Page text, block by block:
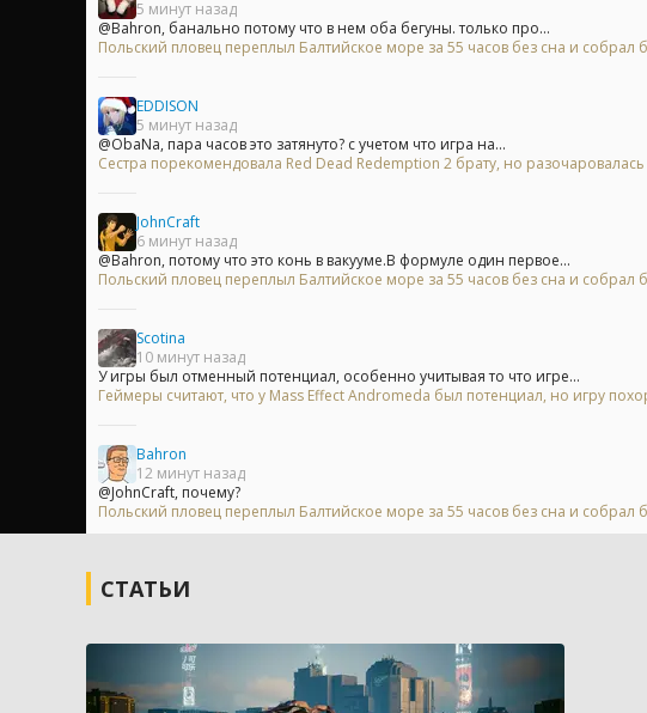
5 минут назад
@Bahron, банально потому что в нем оба бегуны. только про...
Польский пловец переплыл Балтийское море за 55 часов без сна и собрал
EDDISON
5 минут назад
@ObaNa, пара часов это затянуто? с учетом что игра на...
Сестра порекомендовала Red Dead Redemption 2 брату, но
JohnCraft
6 минут назад
@Bahron, потому что это конь в вакууме.В формуле один первое...
Польский пловец переплыл Балтийское море за 55 часов без сна и собрал
Scotina
10 минут назад
У игры был отменный потенциал, особенно учитывая то что игре...
Геймеры считают, что у Mass Effect Andromeda был потенциал, но игру
Bahron
12 минут назад
@JohnCraft, почему?
Польский пловец переплыл Балтийское море за 55 часов без сна и собрал
СТАТЬИ